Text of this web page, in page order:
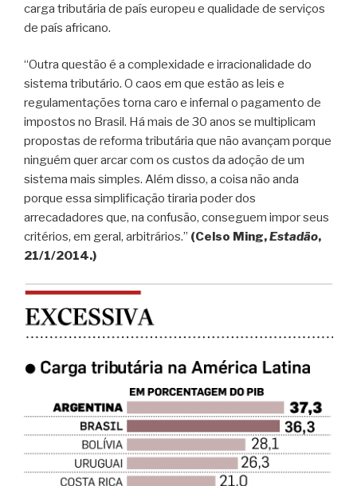
carga tributária de país europeu e qualidade de serviços
de país africano.
“Outra questão é a complexidade e irracionalidade do
sistema tributário. O caos em que estão as leis e
regulamentações torna caro e infernal o pagamento de
impostos no Brasil. Há mais de 30 anos se multiplicam
propostas de reforma tributária que não avançam porque
ninguém quer arcar com os custos da adoção de um
sistema mais simples. Além disso, a coisa não anda
porque essa simplificação tiraria poder dos
arrecadadores que, na confusão, conseguem impor seus
critérios, em geral, arbitrários.” (Celso Ming,Estadão,
21/1/2014.)